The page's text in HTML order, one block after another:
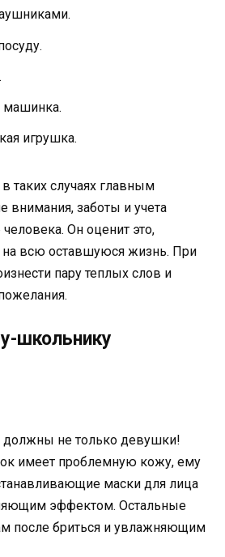
машинка.
игрушка.
таких случаях главным
внимания, заботы и учета
Он оценит это,
на всю оставшуюся жизнь. При
пару теплых слов и
школьнику
должны не только девушки!
имеет проблемную кожу, ему
маски для лица
эффектом. Остальные
после бриться и увлажняющим